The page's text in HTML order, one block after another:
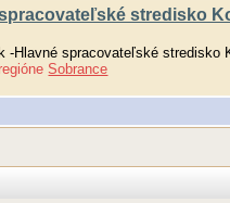
stredisko
-Hlavné spracovateľské stredisko
Sobrance